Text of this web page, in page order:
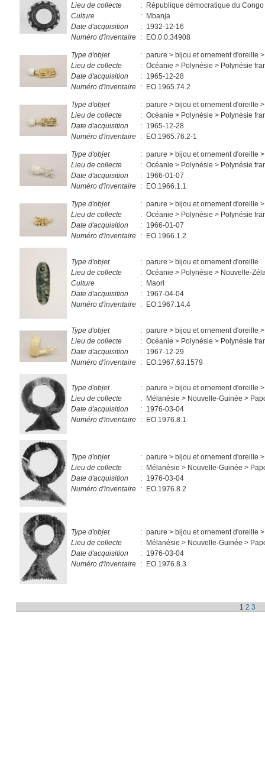
Lieu de collecte
: République démocratique du
Culture
: Mbanja
Date d'acquisition
: 1932-12-16
Numéro d'inventaire : EO.0.0.34908
Type d'objet : parure > bijou et ornement d'oreille
Lieu de collecte
: Océanie > Polynésie > Polynésie
Date d'acquisition
: 1965-12-28
Numéro d'inventaire : EO.1965.74.2
Type d'objet : parure > bijou et ornement d'oreille
Lieu de collecte
: Océanie > Polynésie > Polynésie
Date d'acquisition
: 1965-12-28
Numéro d'inventaire : EO.1965.76.2-1
Type d'objet : parure > bijou et ornement d'oreille
Lieu de collecte
: Océanie > Polynésie > Polynésie
Date d'acquisition
: 1966-01-07
Numéro d'inventaire : EO.1966.1.1
Type d'objet : parure > bijou et ornement d'oreille
Lieu de collecte
: Océanie > Polynésie > Polynésie
Date d'acquisition
: 1966-01-07
Numéro d'inventaire : EO.1966.1.2
Type d'objet : parure > bijou et ornement d'oreille
Lieu de collecte
: Océanie > Polynésie > Nouvelle-
Culture
: Maori
Date d'acquisition
: 1967-04-04
Numéro d'inventaire : EO.1967.14.4
Type d'objet : parure > bijou et ornement d'oreille
Lieu de collecte
: Océanie > Polynésie > Polynésie
Date d'acquisition
: 1967-12-29
Numéro d'inventaire : EO.1967.63.1579
Type d'objet : parure > bijou et ornement d'oreille
Lieu de collecte
: Mélanésie > Nouvelle-Guinée >
Date d'acquisition
: 1976-03-04
Numéro d'inventaire : EO.1976.8.1
Type d'objet : parure > bijou et ornement d'oreille
Lieu de collecte
: Mélanésie > Nouvelle-Guinée >
Date d'acquisition
: 1976-03-04
Numéro d'inventaire : EO.1976.8.2
Type d'objet : parure > bijou et ornement d'oreille
Lieu de collecte
: Mélanésie > Nouvelle-Guinée >
Date d'acquisition
: 1976-03-04
Numéro d'inventaire : EO.1976.8.3
1 2 3